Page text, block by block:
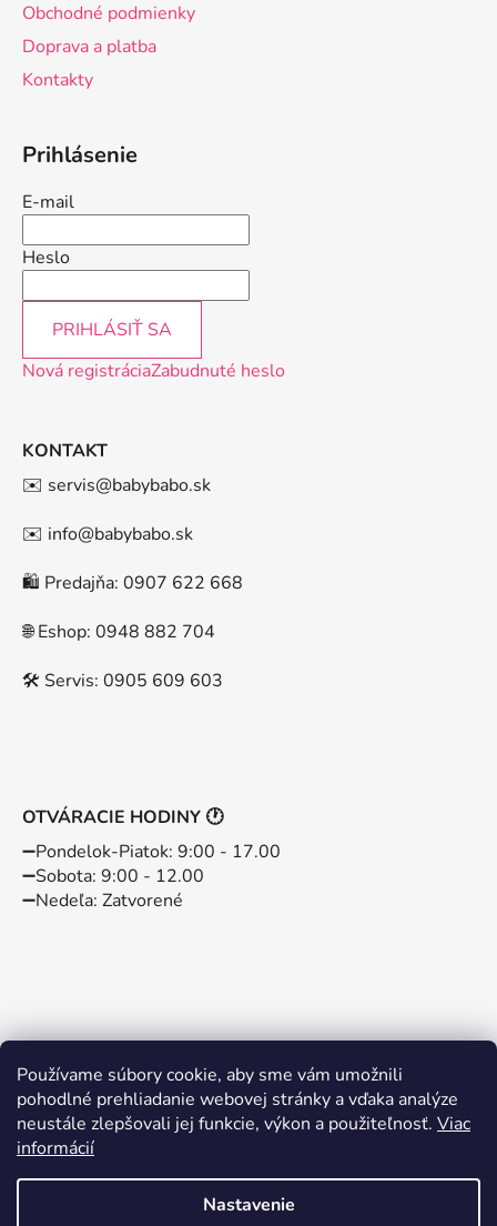
Používame súbory cookie, aby sme vám umožnili
pohodlné prehliadanie webovej stránky a vďaka analýze
neustále zlepšovali jej funkcie, výkon a použiteľnosť. Viac
informácií
Nastavenie
Obchodné podmienky
Doprava a platba
Kontakty
Prihlásenie
E-mail
Heslo
PRIHLÁSIŤ SA
Nová registráciaZabudnuté heslo
KONTAKT
✉️ servis@babybabo.sk
✉️ info@babybabo.sk
🛍️ Predajňa: 0907 622 668
🌐 Eshop: 0948 882 704
🛠️ Servis: 0905 609 603
OTVÁRACIE HODINY 🕐
➖️Pondelok-Piatok: 9:00 - 17.00
➖️Sobota: 9:00 - 12.00
➖️Nedeľa: Zatvorené
Instagram Facebook